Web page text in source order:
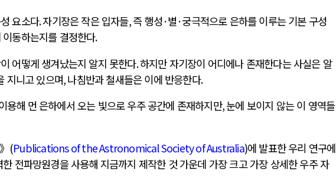
요소다.자기장은 작은 입자들,즉 행성·별 ·궁극적으로 은하를 이루는 기본 구성
동하는지를 결정한다.
어떻게 생겨났는지 알지 못한다.하지만 자기장이 어디에나 존재한다는 사실은 알
지니고 있으며,나침반과 철새들은 이에 반응한다.
용해 먼 은하에서 오는 빛으로 우주 공간에 존재하지만,눈에 보이지 않는 이 영역들
(Publications of the Astronomical Society of Australia)에 발표한 우리 연구에
전파망원경을 사용해 지금까지 제작한 것 가운데 가장 크고 가장 상세한 우주 자
중국 AI, 저가 공세로 글로벌 토큰 시..